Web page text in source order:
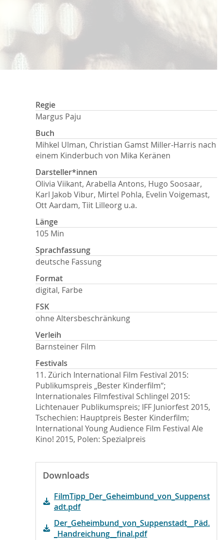
Regie
Margus Paju
Buch
Mihkel Ulman, Christian Gamst Miller-Harris nach
einem Kinderbuch von Mika Keränen
Darsteller*innen
Olivia Viikant, Arabella Antons, Hugo Soosaar,
Karl Jakob Vibur, Mirtel Pohla, Evelin Voigemast,
Ott Aardam, Tiit Lilleorg u.a.
Länge
105 Min
Sprachfassung
deutsche Fassung
Format
digital, Farbe
FSK
ohne Altersbeschränkung
Verleih
Barnsteiner Film
Festivals
11. Zürich International Film Festival 2015:
Publikumspreis „Bester Kinderfilm“;
Internationales Filmfestival Schlingel 2015:
Lichtenauer Publikumspreis; IFF Juniorfest 2015,
Tschechien: Hauptpreis Bester Kinderfilm;
International Young Audience Film Festival Ale
Kino! 2015, Polen: Spezialpreis
Downloads
FilmTipp_Der_Geheimbund_von_Suppenst
adt.pdf
Der_Geheimbund_von_Suppenstadt__Päd.
_Handreichung__final.pdf